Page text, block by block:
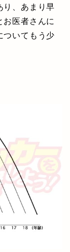
り、あまり早
お医者さんに
ついてもう少